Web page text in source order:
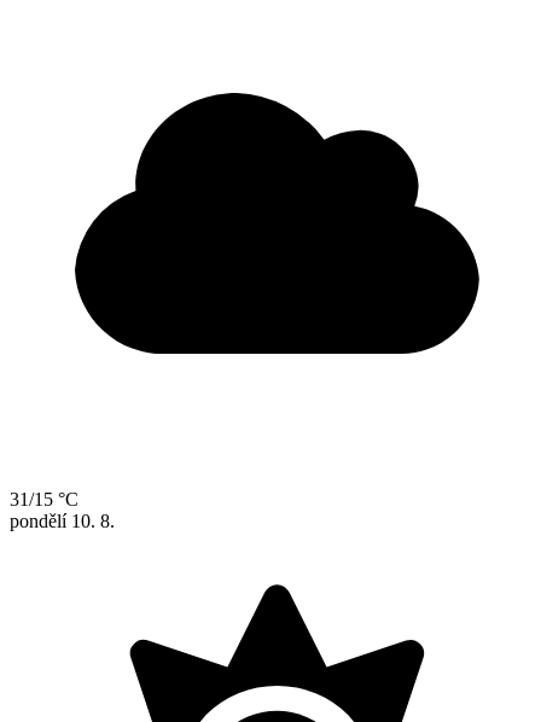
31/15 °C
pondělí 10. 8.